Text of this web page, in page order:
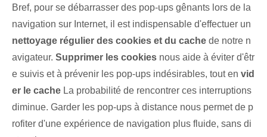
Bref, pour se débarrasser des pop-ups gênants lors de la
navigation sur Internet, il est indispensable d'effectuer un
nettoyage régulier des cookies et du cache de notre n
avigateur. Supprimer les cookies nous aide à éviter d'êtr
e suivis et à prévenir les pop-ups indésirables, tout en vid
er le cache La probabilité de rencontrer ces interruptions
diminue. Garder les pop-ups à distance nous permet de p
rofiter d'une expérience de navigation plus fluide⁢, sans di